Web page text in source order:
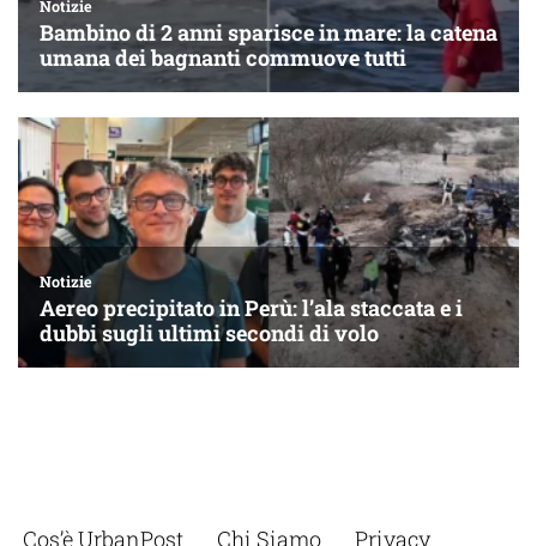
Cos’è UrbanPost Chi Siamo Privacy